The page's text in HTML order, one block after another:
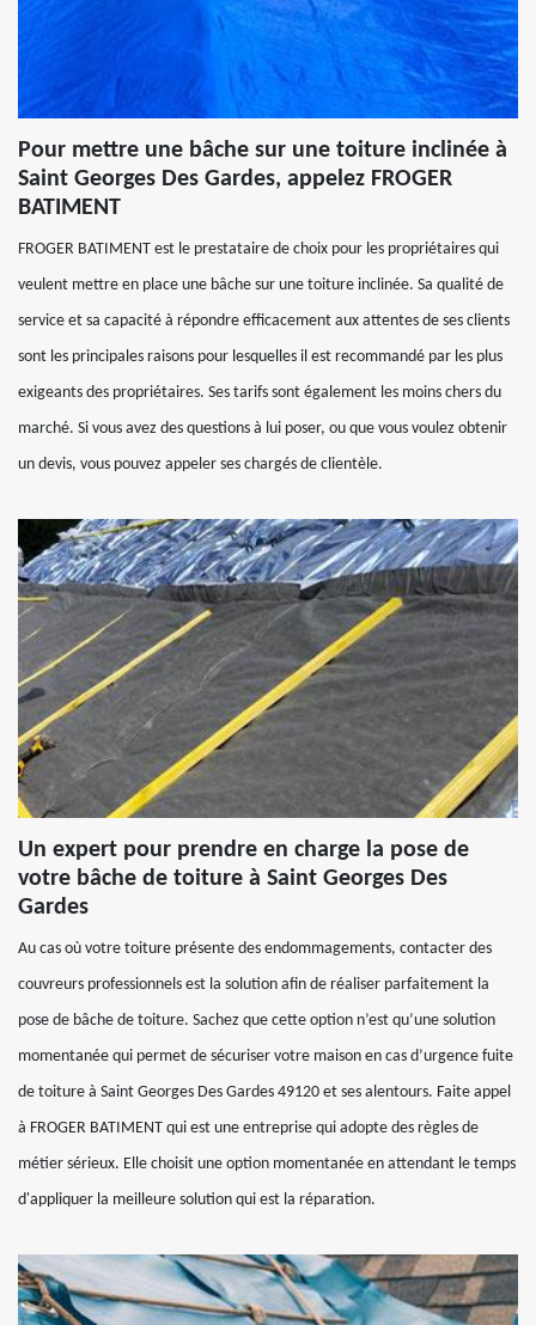
Pour mettre une bâche sur une toiture inclinée à
Saint Georges Des Gardes, appelez FROGER
BATIMENT
FROGER BATIMENT est le prestataire de choix pour les propriétaires qui
veulent mettre en place une bâche sur une toiture inclinée. Sa qualité de
service et sa capacité à répondre efficacement aux attentes de ses clients
sont les principales raisons pour lesquelles il est recommandé par les plus
exigeants des propriétaires. Ses tarifs sont également les moins chers du
marché. Si vous avez des questions à lui poser, ou que vous voulez obtenir
un devis, vous pouvez appeler ses chargés de clientèle.
Un expert pour prendre en charge la pose de
votre bâche de toiture à Saint Georges Des
Gardes
Au cas où votre toiture présente des endommagements, contacter des
couvreurs professionnels est la solution afin de réaliser parfaitement la
pose de bâche de toiture. Sachez que cette option n’est qu’une solution
momentanée qui permet de sécuriser votre maison en cas d’urgence fuite
de toiture à Saint Georges Des Gardes 49120 et ses alentours. Faite appel
à FROGER BATIMENT qui est une entreprise qui adopte des règles de
métier sérieux. Elle choisit une option momentanée en attendant le temps
d'appliquer la meilleure solution qui est la réparation.